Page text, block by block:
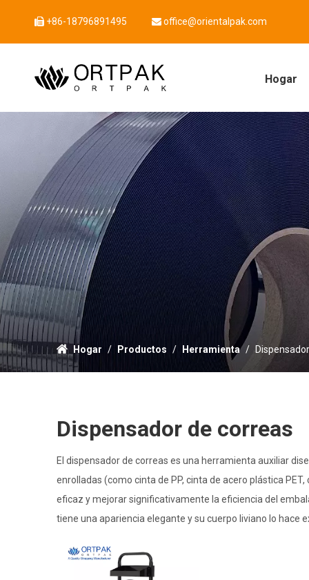
 +86-18796891495  office@orientalpak.com
Hogar
Hogar / Productos / Herramienta /
Dispensador de correas
El dispensador de correas es una herramienta auxiliar
enrolladas (como cinta de PP, cinta de acero plástica
eficaz y mejorar significativamente la eficiencia del
tiene una apariencia elegante y su cuerpo liviano lo